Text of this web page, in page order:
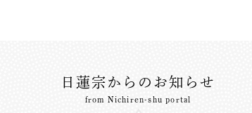
日蓮宗からのお知らせ
from Nichiren-shu portal